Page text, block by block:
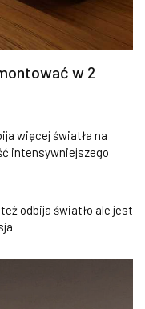
w 2
więcej światła na
intensywniejszego
odbija światło ale jest